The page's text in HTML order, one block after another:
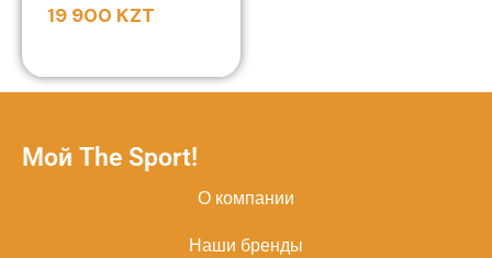
19 900 KZT
Мой The Sport!
О компании
Наши бренды